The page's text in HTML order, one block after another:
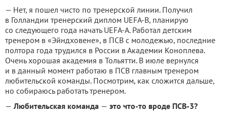
— Нет, я пошел чисто по тренерской линии. Получил
в Голландии тренерский диплом UEFA-B, планирую
со следующего года начать UEFA-A. Работал детским
тренером в «Эйндховене», в ПСВ с молодежью, последние
полтора года трудился в России в Академии Коноплева.
Очень хорошая академия в Тольятти. В июле вернулся
и в данный момент работаю в ПСВ главным тренером
любительской команды. Посмотрим, как сложится дальше,
но собираюсь работать тренером.
— Любительская команда — это что-то вроде ПСВ-3?